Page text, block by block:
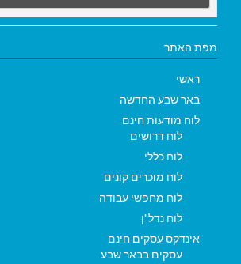
מפת האתר
ראשי
באר שבע החדשה
לוח מודעות חינם
לוח דרושים
לוח כללי
לוח מוכרים קונים
לוח מחפשי עבודה
לוח נדל"ן
אינדקס עסקים חינם
עסקים בבאר שבע